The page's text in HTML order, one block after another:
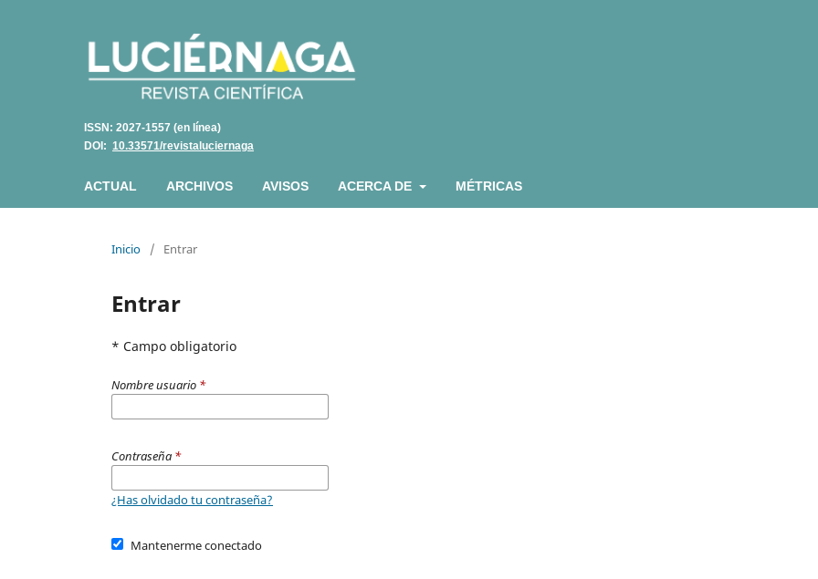
ISSN: 2027-1557 (en línea)
DOI: 10.33571/revistaluciernaga
ACTUAL ARCHIVOS AVISOS ACERCA DE MÉTRICAS
Inicio / Entrar
Entrar
* Campo obligatorio
Nombre usuario *
Contraseña *
¿Has olvidado tu contraseña?
Mantenerme conectado